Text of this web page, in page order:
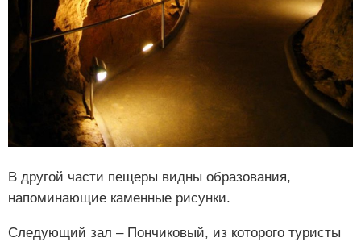
В другой части пещеры видны образования,
напоминающие каменные рисунки.
Следующий зал – Пончиковый, из которого туристы